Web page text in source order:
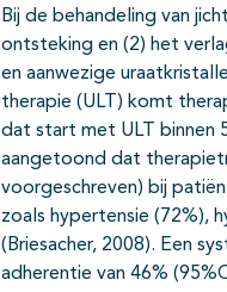
Bij de behandeling van
ontsteking en (2) het
en aanwezige
therapie (ULT) komt
dat start met ULT binnen
aangetoond dat
voorgeschreven) bij
zoals hypertensie (72%),
(Briesacher, 2008). Een
adherentie van 46%